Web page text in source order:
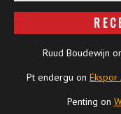
Ruud Boudewijn
Pt endergu on Ekspor
Penting on